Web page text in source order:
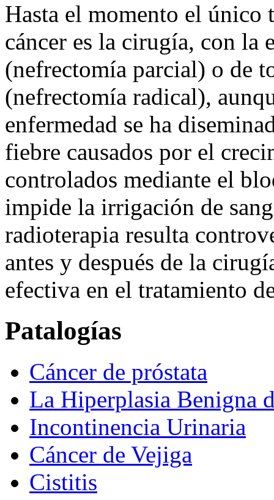
Hasta el momento el único
cáncer es la cirugía, con la
(nefrectomía parcial) o de
(nefrectomía radical),
enfermedad se ha
fiebre causados por el
controlados mediante el
impide la irrigación de
radioterapia resulta
antes y después de la
efectiva en el tratamiento
Patalogías
Cáncer de próstata
La Hiperplasia Benigna
Incontinencia Urinaria
Cáncer de Vejiga
Cistitis